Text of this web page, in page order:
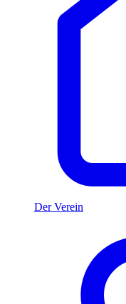
Der Verein